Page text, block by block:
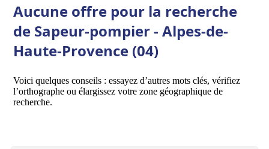
Aucune offre pour la recherche
de Sapeur-pompier - Alpes-de-
Haute-Provence (04)
Voici quelques conseils : essayez d’autres mots clés, vérifiez
l’orthographe ou élargissez votre zone géographique de
recherche.